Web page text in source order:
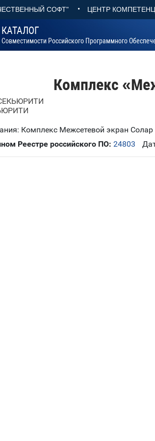
СОФТ" • ЦЕНТР
КАТАЛОГ
Совместимости Российского Программного
Комплекс
Комплекс Межсетевой экран Солар
Реестре российского ПО: 24803